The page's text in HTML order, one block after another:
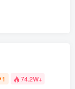
1 74.2W+